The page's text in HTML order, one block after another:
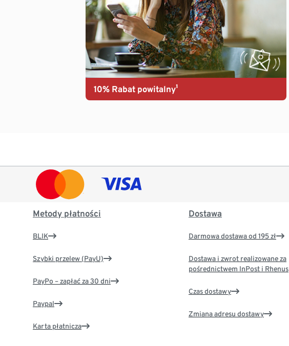
10% Rabat powitalny¹
Metody płatności
BLIK
Szybki przelew (PayU)
PayPo – zapłać za 30 dni
Paypal
Karta płatnicza
Dostawa
Darmowa dostawa od 195 zł
Dostawa i zwrot realizowane za
pośrednictwem InPost i Rhenus
Czas dostawy
Zmiana adresu dostawy